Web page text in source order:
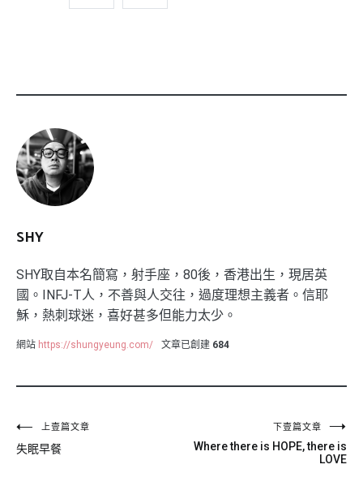
SHY
SHY取自本名簡寫，射手座，80後，香港出生，現居英
國。INFJ-T人，不善與人交往，過度理想主義者。信耶
穌，熱刺球迷，喜好甚多但能力太少。
網站 https://shungyeung.com/ 文章已創建 684
文
章
上壹篇文章
失眠早餐
下壹篇文章
Where there is HOPE, there is
LOVE